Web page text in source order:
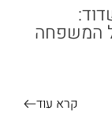
המשפחה
קרא עוד